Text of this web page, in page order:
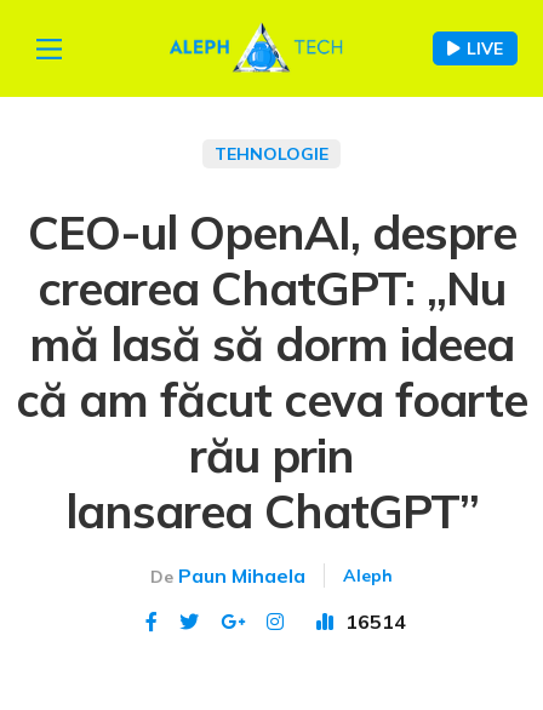
LIVE
TEHNOLOGIE
CEO-ul OpenAI, despre
crearea ChatGPT: „Nu
mă lasă să dorm ideea
că am făcut ceva foarte
rău prin
lansarea ChatGPT”
De Paun Mihaela Aleph
16514